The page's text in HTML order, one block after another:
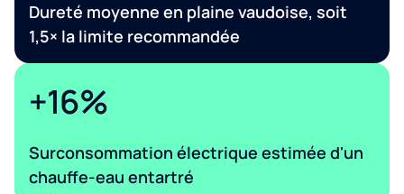
Dureté moyenne en plaine vaudoise, soit
1,5× la limite recommandée
+16%
Surconsommation électrique estimée d'un
chauffe-eau entartré